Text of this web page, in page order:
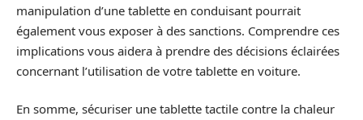
manipulation d’une tablette en conduisant pourrait
également vous exposer à des sanctions. Comprendre ces
implications vous aidera à prendre des décisions éclairées
concernant l’utilisation de votre tablette en voiture.
En somme, sécuriser une tablette tactile contre la chaleur